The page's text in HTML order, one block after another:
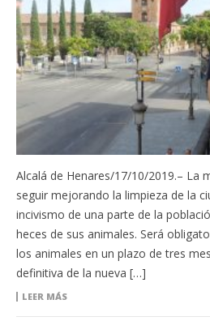
Alcalá de Henares/17/10/2019.– La
seguir mejorando la limpieza de la
incivismo de una parte de la
heces de sus animales. Será
los animales en un plazo de tres
definitiva de la nueva […]
LEER MÁS